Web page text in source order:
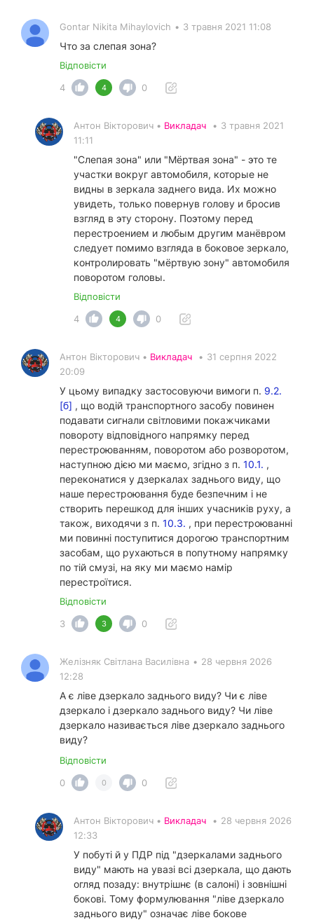
Gontar Nikita Mihaylovich • 3 травня 2021 11:08
Что за слепая зона?
Відповісти
4
4 0
Антон Вікторович • Викладач • 3 травня 2021
11:11
"Слепая зона" или "Мёртвая зона" - это те
участки вокруг автомобиля, которые не
видны в зеркала заднего вида. Их можно
увидеть, только повернув голову и бросив
взгляд в эту сторону. Поэтому перед
перестроением и любым другим манёвром
следует помимо взгляда в боковое зеркало,
контролировать "мёртвую зону" автомобиля
поворотом головы.
Відповісти
4
4 0
Антон Вікторович • Викладач • 31 серпня 2022
20:09
У цьому випадку застосовуючи вимоги п. 9.2.
[б] , що водій транспортного засобу повинен
подавати сигнали світловими покажчиками
повороту відповідного напрямку перед
перестроюванням, поворотом або розворотом,
наступною дією ми маємо, згідно з п. 10.1. ,
переконатися у дзеркалах заднього виду, що
наше перестроювання буде безпечним і не
створить перешкод для інших учасників руху, а
також, виходячи з п. 10.3. , при перестроюванні
ми повинні поступитися дорогою транспортним
засобам, що рухаються в попутному напрямку
по тій смузі, на яку ми маємо намір
перестроїтися.
Відповісти
3
3 0
Желізняк Світлана Василівна • 28 червня 2026
12:28
А є ліве дзеркало заднього виду? Чи є ліве
дзеркало і дзеркало заднього виду? Чи ліве
дзеркало називається ліве дзеркало заднього
виду?
Відповісти
0
0 0
Антон Вікторович • Викладач • 28 червня 2026
12:33
У побуті й у ПДР під "дзеркалами заднього
виду" мають на увазі всі дзеркала, що дають
огляд позаду: внутрішнє (в салоні) і зовнішні
бокові. Тому формулювання "ліве дзеркало
заднього виду" означає ліве бокове